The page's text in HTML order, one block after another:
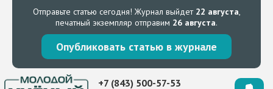
Отправьте статью сегодня! Журнал выйдет 22 августа,
печатный экземпляр отправим 26 августа.
Опубликовать статью в журнале
+7 (843) 500-57-53